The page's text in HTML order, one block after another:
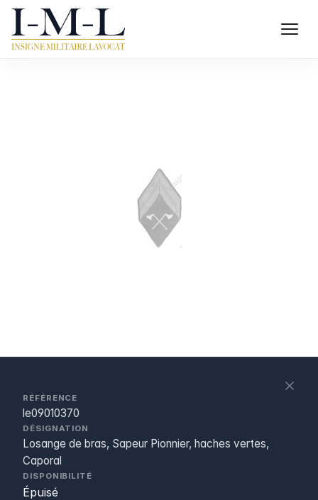
RÉFÉRENCE
le09010370
DÉSIGNATION
Losange de bras, Sapeur Pionnier, haches vertes,
Caporal
DISPONIBILITÉ
Épuisé